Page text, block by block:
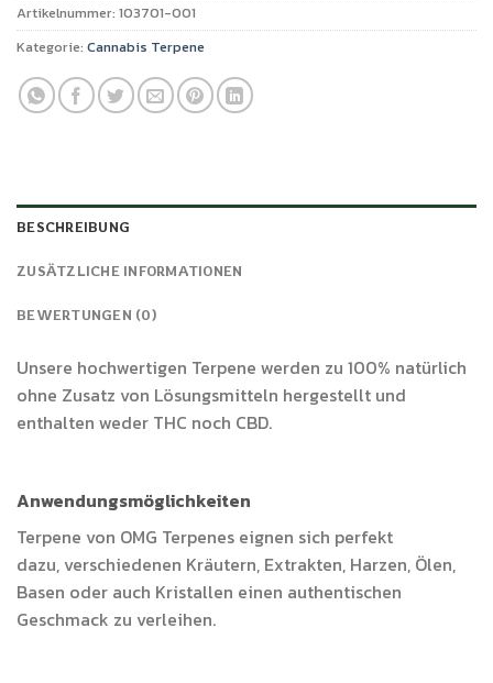
Artikelnummer: 103701-001
Kategorie: Cannabis Terpene
BESCHREIBUNG
ZUSÄTZLICHE INFORMATIONEN
BEWERTUNGEN (0)
Unsere hochwertigen Terpene werden zu 100% natürlich
ohne Zusatz von Lösungsmitteln hergestellt und
enthalten weder THC noch CBD.
Anwendungsmöglichkeiten
Terpene von OMG Terpenes eignen sich perfekt
dazu, verschiedenen Kräutern, Extrakten, Harzen, Ölen,
Basen oder auch Kristallen einen authentischen
Geschmack zu verleihen.